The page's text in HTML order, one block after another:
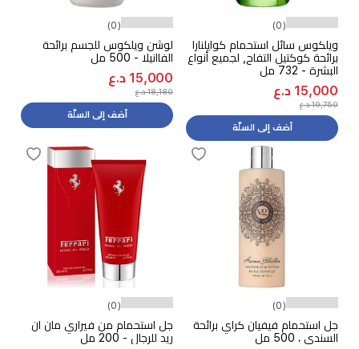
(0)
ويلكوس سائل استحمام كوايلنارا
برائحة كوكتيل التفاح, لجميع أنواع
البشرة - 732 مل
15,000 د.ع
19,750 د.ع
أضف إلى السلّة
(0)
لوشن ويلكوس للجسم برائحة
الفاانيلا - 500 مل
15,000 د.ع
18,180 د.ع
أضف إلى السلّة
(0)
جل استحمام فيفيان كراي برائحة
السندي ، 500 مل
(0)
جل استحمام من فيراري مان ان
ريد للرجال - 200 مل